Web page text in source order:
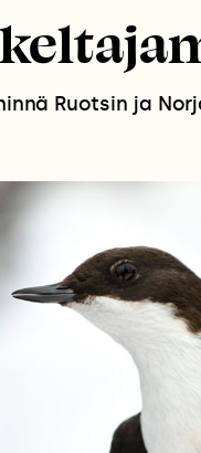
Ruotsin ja